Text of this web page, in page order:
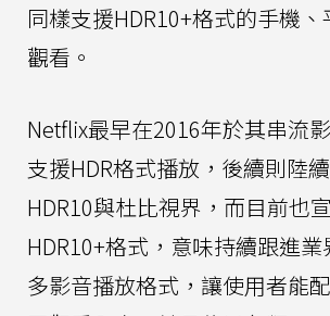
同樣支援HDR10+格式的手機
觀看。
Netflix最早在2016年於其串流
支援HDR格式播放，後續則陸
HDR10與杜比視界，而目前也
HDR10+格式，意味持續跟進
多影音播放格式，讓使用者能